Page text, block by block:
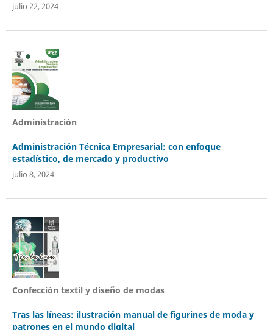
julio 22, 2024
Administración
Administración Técnica Empresarial: con enfoque
estadístico, de mercado y productivo
julio 8, 2024
Confección textil y diseño de modas
Tras las líneas: ilustración manual de figurines de moda y
patrones en el mundo digital